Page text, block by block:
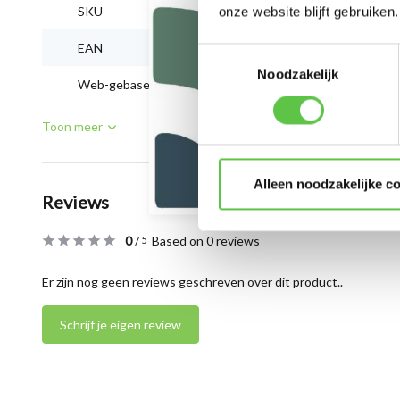
onze website blijft gebruiken.
Noodzakelijk
Alleen noodzakelijke
SKU MS130-12X-HW
EAN 810087200046
Web-gebaseerd management Ja, met licentie
Toon meer
Reviews
0/5 Based on 0 reviews
Er zijn nog geen reviews geschreven over dit product..
Schrijf je eigen review